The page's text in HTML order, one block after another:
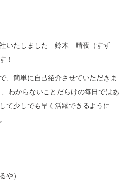
いたしました 鈴木 晴夜（すず
！
、簡単に自己紹介させていただきま
わからないことだらけの毎日ではあ
て少しでも早く活躍できるように
や）